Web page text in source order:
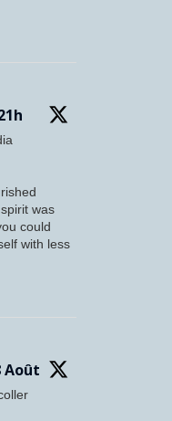
was
could
with less
Août